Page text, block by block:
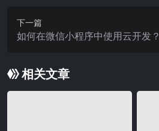
下一篇
如何在微信小程序中使用云开发？
相关文章